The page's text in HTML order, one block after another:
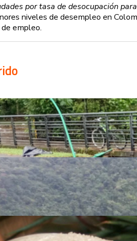
por tasa de desocupación
niveles de desempleo en
empleo​.
tapar el problema:
terminado si no
de lo permitido por el